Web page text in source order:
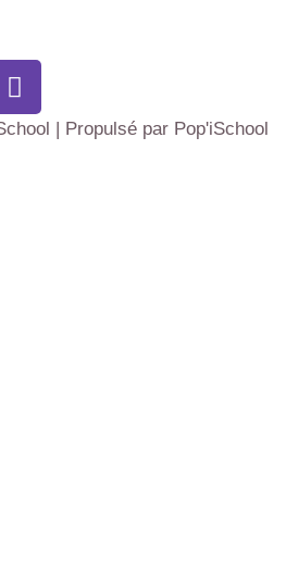
| Propulsé par Pop'iSchool